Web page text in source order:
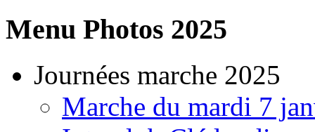
Menu Photos 2025
Journées marche 2025
Marche du mardi 7